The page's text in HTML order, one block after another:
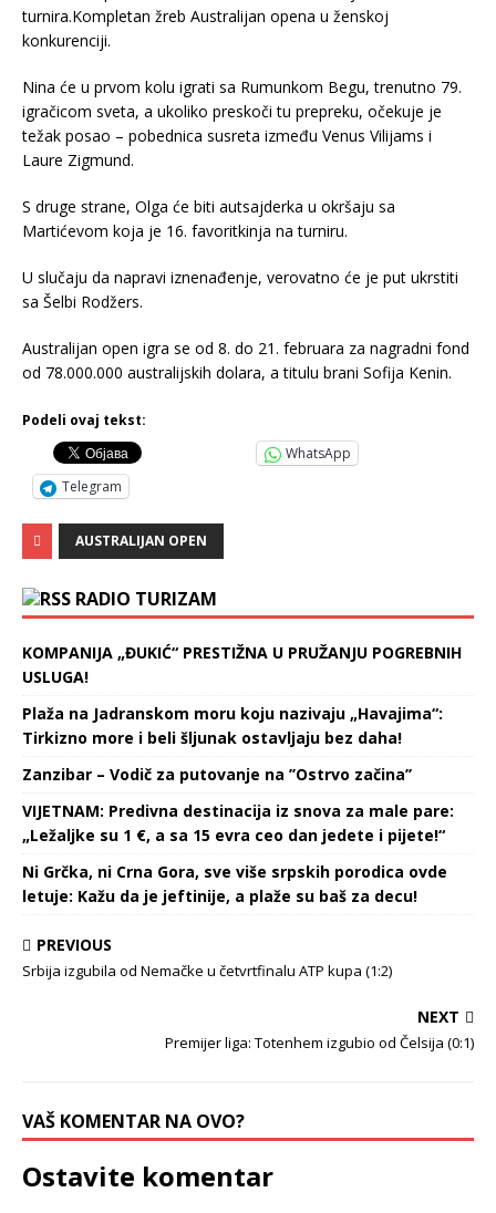
turnira.Kompletan žreb Australijan opena u ženskoj
konkurenciji.
Nina će u prvom kolu igrati sa Rumunkom Begu, trenutno 79.
igračicom sveta, a ukoliko preskoči tu prepreku, očekuje je
težak posao – pobednica susreta između Venus Vilijams i
Laure Zigmund.
S druge strane, Olga će biti autsajderka u okršaju sa
Martićevom koja je 16. favoritkinja na turniru.
U slučaju da napravi iznenađenje, verovatno će je put ukrstiti
sa Šelbi Rodžers.
Australijan open igra se od 8. do 21. februara za nagradni fond
od 78.000.000 australijskih dolara, a titulu brani Sofija Kenin.
Podeli ovaj tekst:
WhatsApp
Telegram
AUSTRALIJAN OPEN
RADIO TURIZAM
KOMPANIJA „ĐUKIĆ“ PRESTIŽNA U PRUŽANJU POGREBNIH
USLUGA!
Plaža na Jadranskom moru koju nazivaju „Havajima“:
Tirkizno more i beli šljunak ostavljaju bez daha!
Zanzibar – Vodič za putovanje na ’’Ostrvo začina’’
VIJETNAM: Predivna destinacija iz snova za male pare:
„Ležaljke su 1 €, a sa 15 evra ceo dan jedete i pijete!“
Ni Grčka, ni Crna Gora, sve više srpskih porodica ovde
letuje: Kažu da je jeftinije, a plaže su baš za decu!
PREVIOUS
Srbija izgubila od Nemačke u četvrtfinalu ATP kupa (1:2)
NEXT
Premijer liga: Totenhem izgubio od Čelsija (0:1)
VAŠ KOMENTAR NA OVO?
Ostavite komentar